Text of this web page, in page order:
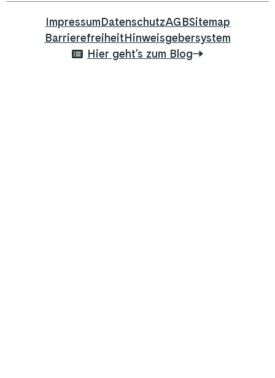
ImpressumDatenschutzAGBSitemap
BarrierefreiheitHinweisgebersystem
Hier geht's zum Blog